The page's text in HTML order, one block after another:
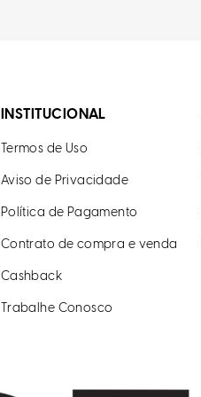
INSTITUCIONAL
Termos de Uso
Aviso de Privacidade
Política de Pagamento
Contrato de compra e venda
Cashback
Trabalhe Conosco